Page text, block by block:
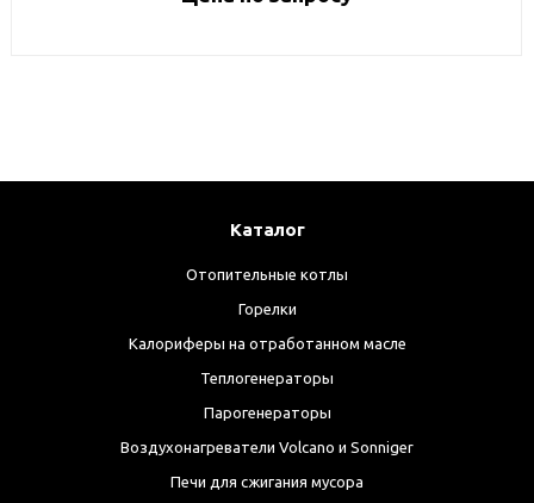
Каталог
Отопительные котлы
Горелки
Калориферы на отработанном масле
Теплогенераторы
Парогенераторы
Воздухонагреватели Volcano и Sonniger
Печи для сжигания мусора